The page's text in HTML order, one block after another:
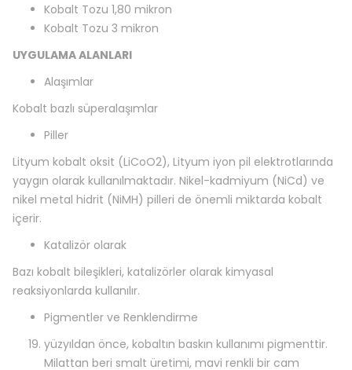
Kobalt Tozu 1,80 mikron
Kobalt Tozu 3 mikron
UYGULAMA ALANLARI
Alaşımlar
Kobalt bazlı süperalaşımlar
Piller
Lityum kobalt oksit (LiCoO2), Lityum iyon pil elektrotlarında
yaygın olarak kullanılmaktadır. Nikel-kadmiyum (NiCd) ve
nikel metal hidrit (NiMH) pilleri de önemli miktarda kobalt
içerir.
Katalizör olarak
Bazı kobalt bileşikleri, katalizörler olarak kimyasal
reaksiyonlarda kullanılır.
Pigmentler ve Renklendirme
yüzyıldan önce, kobaltın baskın kullanımı pigmenttir.
Milattan beri smalt üretimi, mavi renkli bir cam